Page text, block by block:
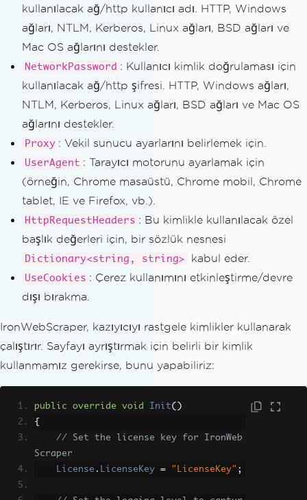
with specific user agent and proxy
Identities
.Add( new
HttpIde
ntity()
UseCookies
= true ,
Proxy
= proxy
});
}
// Make an initial request to the
website with a parse method
this.Request("http://www.Website.c
om"
Parse
kullanılacak ağ/http kullanıcı adı. HTTP, Windows
ağları, NTLM, Kerberos, Linux ağları, BSD ağları ve
Mac OS ağlarını destekler.
NetworkPassword : Kullanıcı kimlik doğrulaması için
kullanılacak ağ/http şifresi. HTTP, Windows ağları,
NTLM, Kerberos, Linux ağları, BSD ağları ve Mac OS
ağlarını destekler.
Proxy : Vekil sunucu ayarlarını belirlemek için.
UserAgent : Tarayıcı motorunu ayarlamak için
(örneğin, Chrome masaüstü, Chrome mobil, Chrome
tablet, IE ve Firefox, vb.).
HttpRequestHeaders : Bu kimlikle kullanılacak özel
başlık değerleri için, bir sözlük nesnesi
Dictionary<string, string> kabul eder.
UseCookies : Çerez kullanımını etkinleştirme/devre
dışı bırakma.
IronWebScraper, kazıyıcıyı rastgele kimlikler kullanarak
çalıştırır. Sayfayı ayrıştırmak için belirli bir kimlik
kullanmamız gerekirse, bunu yapabiliriz:
public override void Init()
{
// Set the license key for IronWeb
Scraper
License . LicenseKey = "LicenseKey" ;